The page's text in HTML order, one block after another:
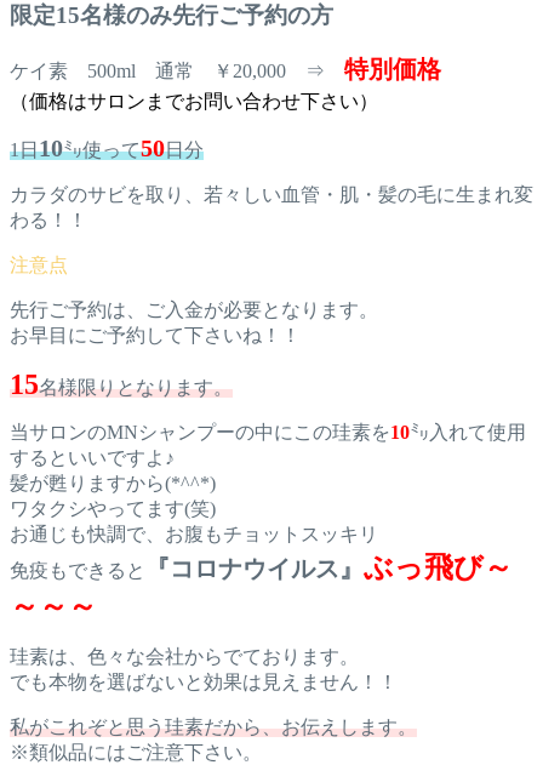
限定15名様のみ先行ご予約の方
ケイ素 500ml 通常 ￥20,000 ⇒ 特別価格
（価格はサロンまでお問い合わせ下さい）
1日10㍉使って50日分
カラダのサビを取り、若々しい血管・肌・髪の毛に生まれ変
わる！！
先行ご予約は、ご入金が必要となります。
お早目にご予約して下さいね！！
15名様限りとなります。
当サロンのMNシャンプーの中にこの珪素を10㍉入れて使用
するといいですよ♪
髪が甦りますから(*^^*)
ワタクシやってます(笑)
お通じも快調で、お腹もチョットスッキリ
免疫もできると
『コロナウイルス』 ぶっ飛び～
～～～
珪素は、色々な会社からでております。
でも本物を選ばないと効果は見えません！！
私がこれぞと思う珪素だから、お伝えします。
※類似品にはご注意下さい。